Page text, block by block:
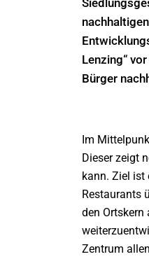
Lenzing“
Bürger
Im
Dieser zeigt
kann. Ziel ist
Restaurants
den
Zentrum